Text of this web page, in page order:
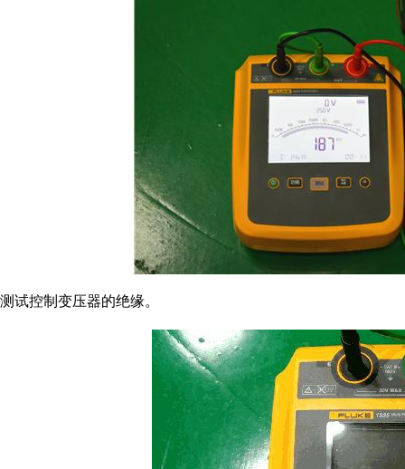
测试控制变压器的绝缘。